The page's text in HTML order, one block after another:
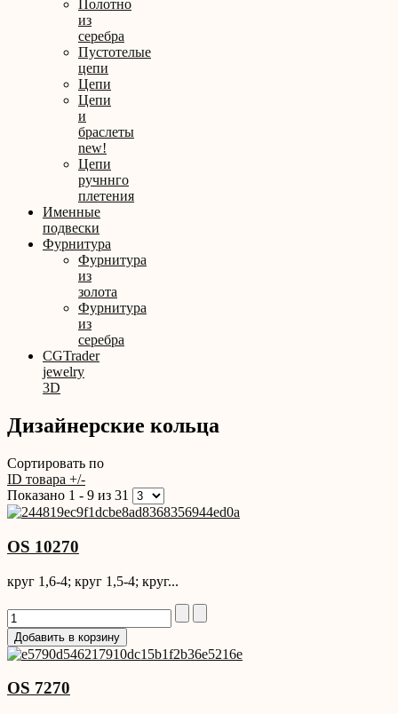
Полотно
из
серебра
Пустотелые
цепи
Цепи
Цепи
и
браслеты
new!
Цепи
ручннго
плетения
Именные
подвески
Фурнитура
Фурнитура
из
золота
Фурнитура
из
серебра
CGTrader
jewelry
3D
Дизайнерские кольца
Сортировать по
ID товара +/-
Показано 1 - 9 из 31
OS 10270
круг 1,6-4; круг 1,5-4; круг...
OS 7270